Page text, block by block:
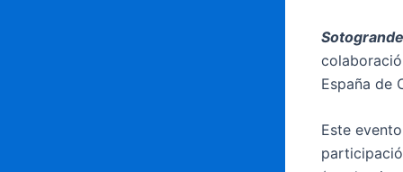
España de
Este